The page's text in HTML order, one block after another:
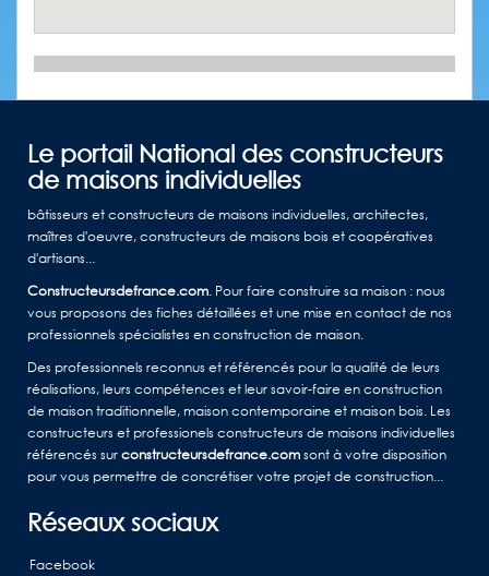
Le portail National des constructeurs
de maisons individuelles
bâtisseurs et constructeurs de maisons individuelles, architectes,
maîtres d'oeuvre, constructeurs de maisons bois et coopératives
d'artisans...
Constructeursdefrance.com. Pour faire construire sa maison : nous
vous proposons des fiches détaillées et une mise en contact de nos
professionnels spécialistes en construction de maison.
Des professionnels reconnus et référencés pour la qualité de leurs
réalisations, leurs compétences et leur savoir-faire en construction
de maison traditionnelle, maison contemporaine et maison bois. Les
constructeurs et professionels constructeurs de maisons individuelles
référencés surconstructeursdefrance.comsont à votre disposition
pour vous permettre de concrétiser votre projet de construction...
Réseaux sociaux
Facebook